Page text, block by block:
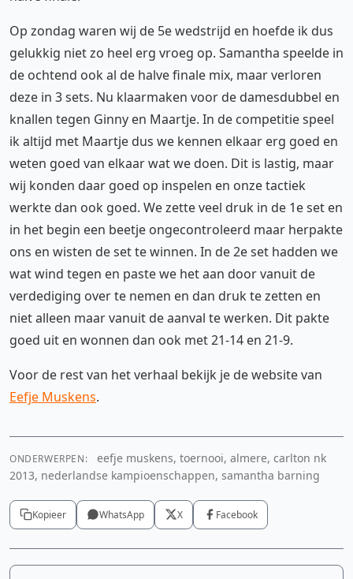
Op zondag waren wij de 5e wedstrijd en hoefde ik dus
gelukkig niet zo heel erg vroeg op. Samantha speelde in
de ochtend ook al de halve finale mix, maar verloren
deze in 3 sets. Nu klaarmaken voor de damesdubbel en
knallen tegen Ginny en Maartje. In de competitie speel
ik altijd met Maartje dus we kennen elkaar erg goed en
weten goed van elkaar wat we doen. Dit is lastig, maar
wij konden daar goed op inspelen en onze tactiek
werkte dan ook goed. We zette veel druk in de 1e set en
in het begin een beetje ongecontroleerd maar herpakte
ons en wisten de set te winnen. In de 2e set hadden we
wat wind tegen en paste we het aan door vanuit de
verdediging over te nemen en dan druk te zetten en
niet alleen maar vanuit de aanval te werken. Dit pakte
goed uit en wonnen dan ook met 21-14 en 21-9.
Voor de rest van het verhaal bekijk je de website van
Eefje Muskens.
ONDERWERPEN:
eefje muskens, toernooi, almere, carlton nk
2013, nederlandse kampioenschappen, samantha barning
Kopieer WhatsApp X Facebook